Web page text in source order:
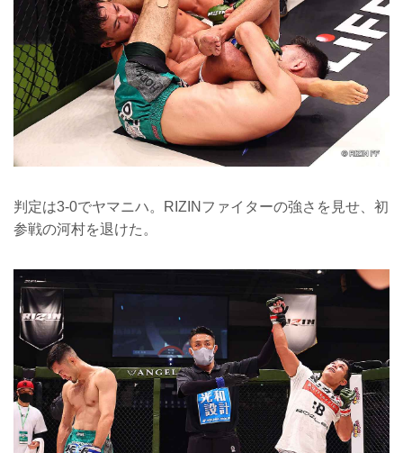
判定は3-0でヤマニハ。RIZINファイターの強さを見せ、初
参戦の河村を退けた。